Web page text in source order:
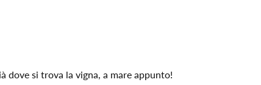
dove si trova la vigna, a mare appunto!